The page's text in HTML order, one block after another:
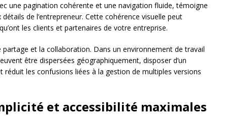
une pagination cohérente et une navigation fluide, témoigne
de l’entrepreneur. Cette cohérence visuelle peut
les clients et partenaires de votre entreprise.
et la collaboration. Dans un environnement de travail
être dispersées géographiquement, disposer d’un
les confusions liées à la gestion de multiples versions
et accessibilité maximales